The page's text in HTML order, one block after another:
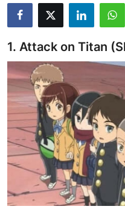
Dizi & Film
1. Attack on Titan